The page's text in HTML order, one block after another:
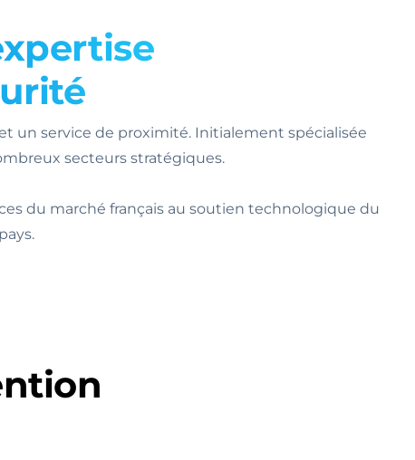
un service de proximité. Initialement spécialisée
secteurs stratégiques.
du marché français au soutien technologique du